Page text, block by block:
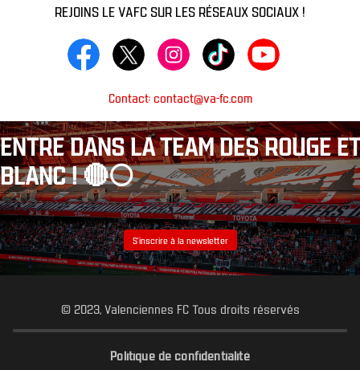
REJOINS LE VAFC SUR LES RÉSEAUX SOCIAUX !
Contact: contact@va-fc.com
ENTRE DANS LA TEAM DES ROUGE ET
BLANC ! 🔴⚪️
S’inscrire à la newsletter
© 2023, Valenciennes FC Tous droits réservés
Politique de confidentialité